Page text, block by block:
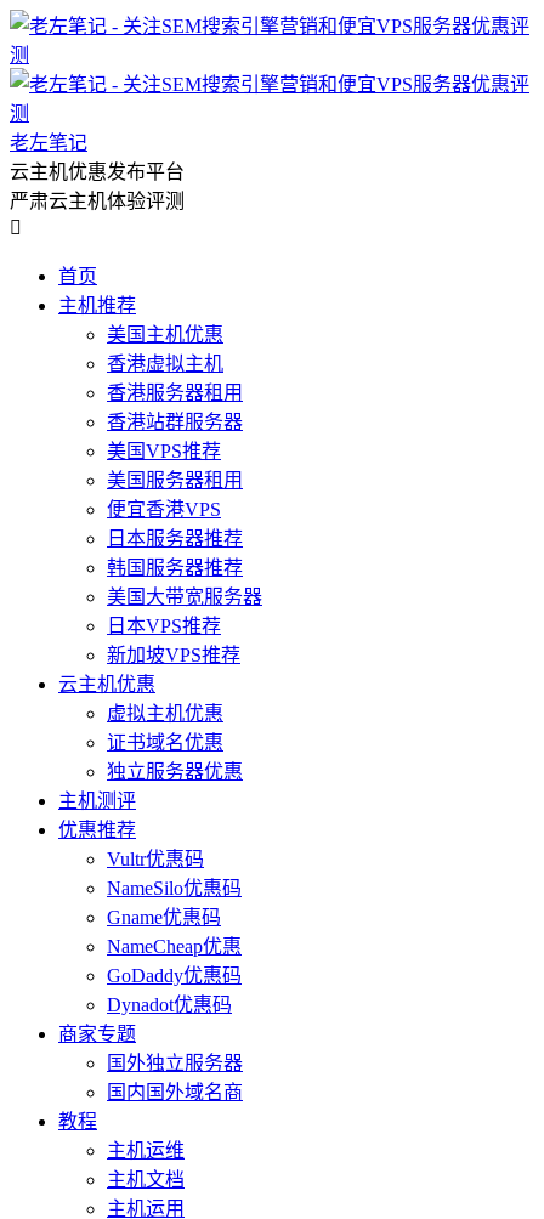
老左笔记
云主机优惠发布平台
严肃云主机体验评测

首页
主机推荐
美国主机优惠
香港虚拟主机
香港服务器租用
香港站群服务器
美国VPS推荐
美国服务器租用
便宜香港VPS
日本服务器推荐
韩国服务器推荐
美国大带宽服务器
日本VPS推荐
新加坡VPS推荐
云主机优惠
虚拟主机优惠
证书域名优惠
独立服务器优惠
主机测评
优惠推荐
Vultr优惠码
NameSilo优惠码
Gname优惠码
NameCheap优惠
GoDaddy优惠码
Dynadot优惠码
商家专题
国外独立服务器
国内国外域名商
教程
主机运维
主机文档
主机运用